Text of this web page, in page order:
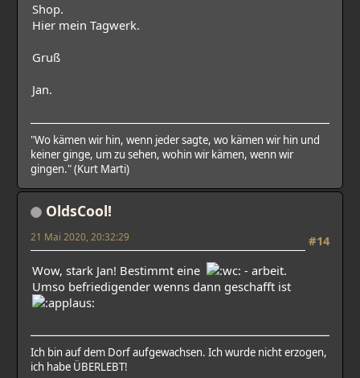
Shop.
Hier mein Tagwerk.
Gruß
Jan.
"Wo kämen wir hin, wenn jeder sagte, wo kämen wir hin und
keiner ginge, um zu sehen, wohin wir kämen, wenn wir
gingen." (Kurt Marti)
OldsCool!
#14
21 Mai 2020, 20:32:29
Wow, stark Jan! Bestimmt eine
- arbeit.
Umso befriedigender wenns dann geschafft ist
Ich bin auf dem Dorf aufgewachsen. Ich wurde nicht erzogen,
ich habe ÜBERLEBT!